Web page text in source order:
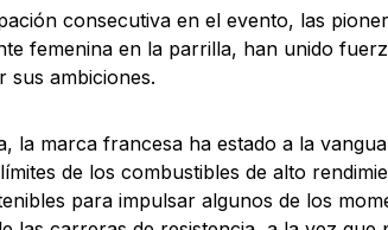
consecutiva en el evento, las
femenina en la parrilla, han unido
sus ambiciones.
la marca francesa ha estado a la
de los combustibles de alto
para impulsar algunos de los